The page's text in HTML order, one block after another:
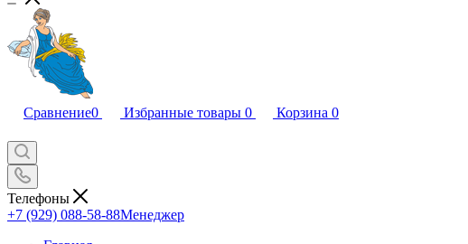
Сравнение0 Избранные товары 0 Корзина 0
Телефоны
+7 (929) 088-58-88Менеджер